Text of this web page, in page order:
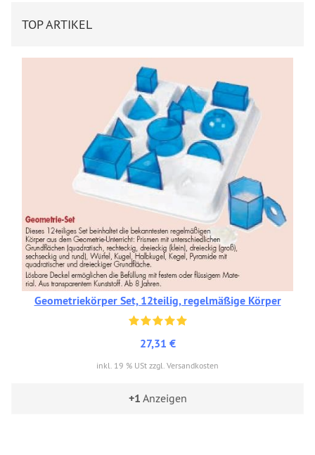
TOP ARTIKEL
Geometriekörper Set, 12teilig, regelmäßige Körper
27,31 €
inkl. 19 % USt zzgl. Versandkosten
+1 Anzeigen